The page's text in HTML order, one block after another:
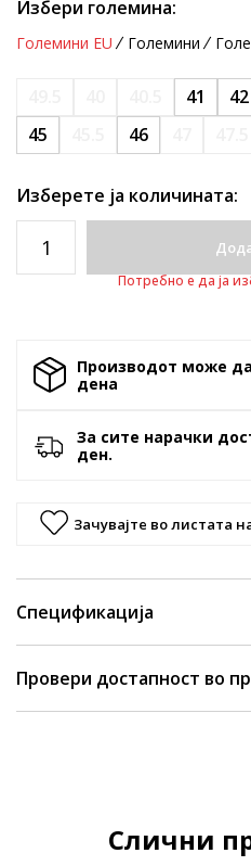
Избери големина:
Големини EU Големини
41 42
45
46
Изберете ја количината:
Потребно е да ја
Производот може
денa
За сите нарачки
ден.
Зачувајте во листата
Спецификација
Провери достапност во
Слични